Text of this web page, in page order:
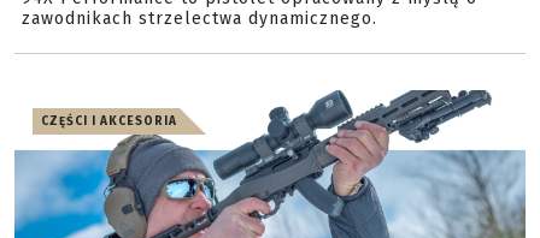
zawodnikach strzelectwa dynamicznego.
CZĘŚCI I AKCESORIA